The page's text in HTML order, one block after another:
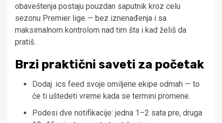
obaveštenja postaju pouzdan saputnik kroz celu
sezonu Premier lige — bez iznenađenja i sa
maksimalnom kontrolom nad tim šta i kad želiš da
pratiš.
Brzi praktični saveti za početak
Dodaj .ics feed svoje omiljene ekipe odmah — to
će ti uštedeti vreme kada se termini promene.
Podesi dve notifikacije: jedna 1–2 sata pre, druga